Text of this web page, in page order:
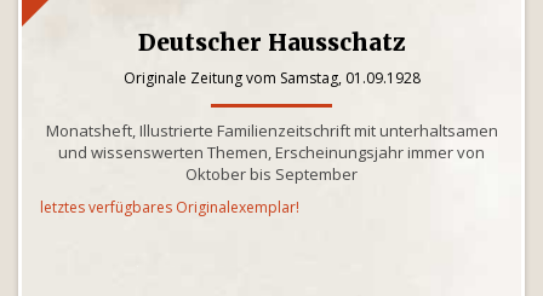
Deutscher Hausschatz
Originale Zeitung vom Samstag, 01.09.1928
Monatsheft, Illustrierte Familienzeitschrift mit unterhaltsamen
und wissenswerten Themen, Erscheinungsjahr immer von
Oktober bis September
letztes verfügbares Originalexemplar!